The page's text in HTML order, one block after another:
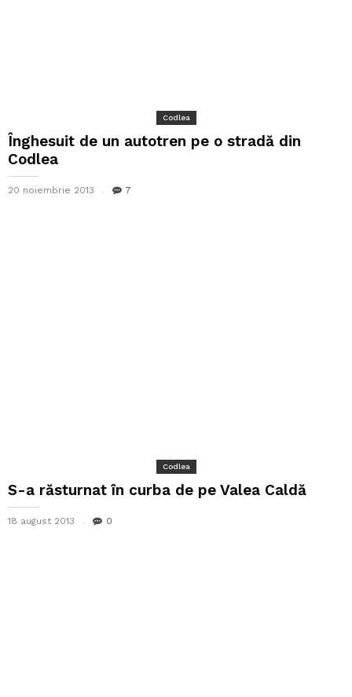
Codlea
Înghesuit de un autotren pe o stradă din
Codlea
20 noiembrie 2013 7
Codlea
S-a răsturnat în curba de pe Valea Caldă
18 august 2013 0